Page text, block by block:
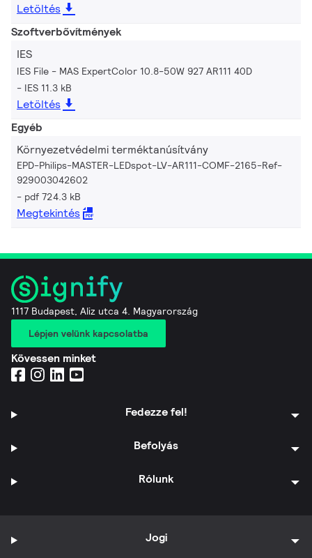
Letöltés
Szoftverbővítmények
IES
IES File - MAS ExpertColor 10.8-50W 927 AR111 40D
IES 11.3 kB
Letöltés
Egyéb
Környezetvédelmi terméktanúsítvány
EPD-Philips-MASTER-LEDspot-LV-AR111-COMF-2165-Ref-
929003042602
pdf 724.3 kB
Megtekintés
1117 Budapest, Aliz utca 4. Magyarország
Lépjen velünk kapcsolatba
Kövessen minket
Fedezze fel!
Befolyás
Rólunk
Jogi